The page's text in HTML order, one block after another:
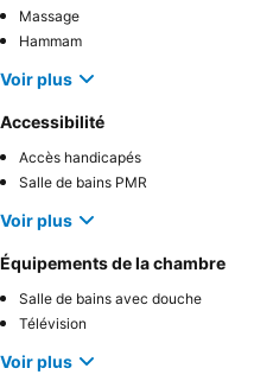
Massage
Hammam
Voir plus
Accessibilité
Accès handicapés
Salle de bains PMR
Voir plus
Équipements de la chambre
Salle de bains avec douche
Télévision
Voir plus